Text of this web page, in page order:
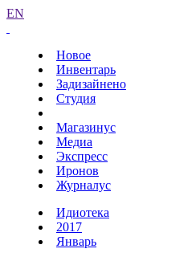
EN
Новое
Инвентарь
Задизайнено
Студия
Магазинус
Медиа
Экспресс
Иронов
Журналус
Идиотека
2017
Январь